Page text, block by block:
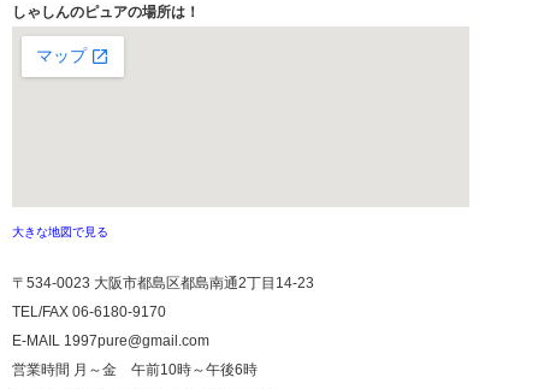
しゃしんのピュアの場所は！
大きな地図で見る
〒534-0023 大阪市都島区都島南通2丁目14-23
TEL/FAX 06-6180-9170
E-MAIL 1997pure@gmail.com
営業時間 月～金 午前10時～午後6時